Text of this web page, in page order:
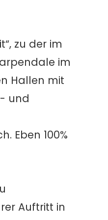
zu der im
im
Hallen mit
und
Eben 100%
Auftritt in